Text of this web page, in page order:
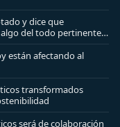
y dice que
algo del todo pertinente
están afectando al
transformados
será de colaboración